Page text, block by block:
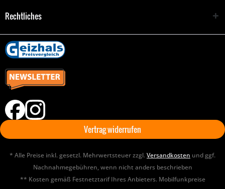
Rechtliches
Vertrag widerrufen
* Alle Preise inkl. gesetzl. Mehrwertsteuer zzgl.Versandkosten und ggf.
Nachnahmegebühren, wenn nicht anders beschrieben
** Kosten gemäß Festnetztarif Ihres Anbieters. Mobilfunkpreise